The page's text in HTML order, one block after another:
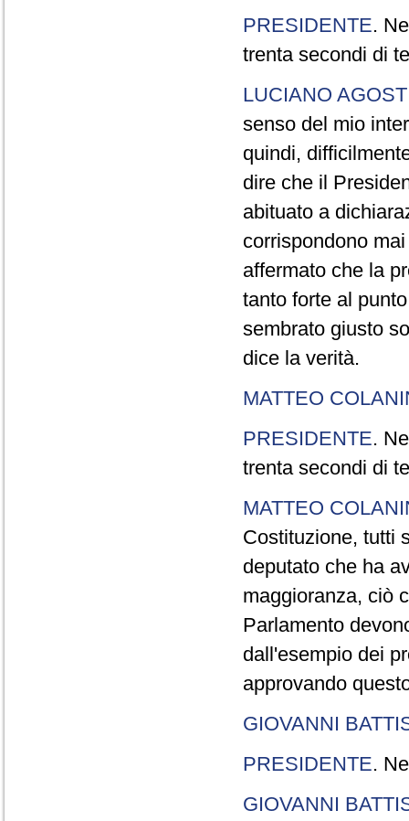
PRESIDENTE.
trenta secondi di
LUCIANO
senso del mio
quindi,
dire che il
abituato a
corrispondono
affermato che la
tanto forte al
sembrato giusto
dice la verità.
MATTEO
PRESIDENTE.
trenta secondi di
MATTEO
Costituzione, tutti
deputato che ha
maggioranza, ciò
Parlamento
dall'esempio dei
approvando
GIOVANNI
PRESIDENTE.
GIOVANNI